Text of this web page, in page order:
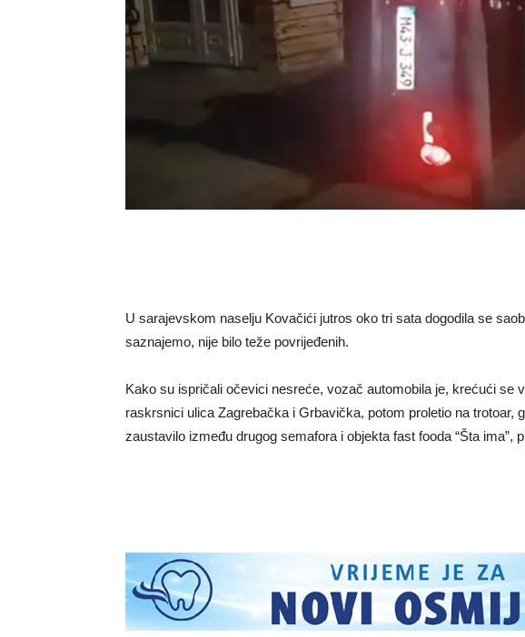
U sarajevskom naselju Kovačići jutros oko tri sata dogodila se
saznajemo, nije bilo teže povrijeđenih.
Kako su ispričali očevici nesreće, vozač automobila je, krećući se
raskrsnici ulica Zagrebačka i Grbavička, potom proletio na trotoar,
zaustavilo između drugog semafora i objekta fast fooda “Šta ima”,